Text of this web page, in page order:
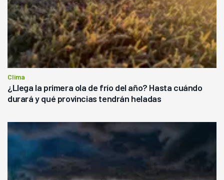
Clima
¿Llega la primera ola de frío del año? Hasta cuándo
durará y qué provincias tendrán heladas